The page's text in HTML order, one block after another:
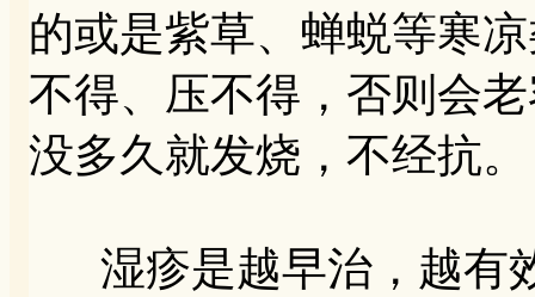
的或是紫草、蝉蜕等寒
不得、压不得，否则会
没多久就发烧，不经抗。
湿疹是越早治，越有